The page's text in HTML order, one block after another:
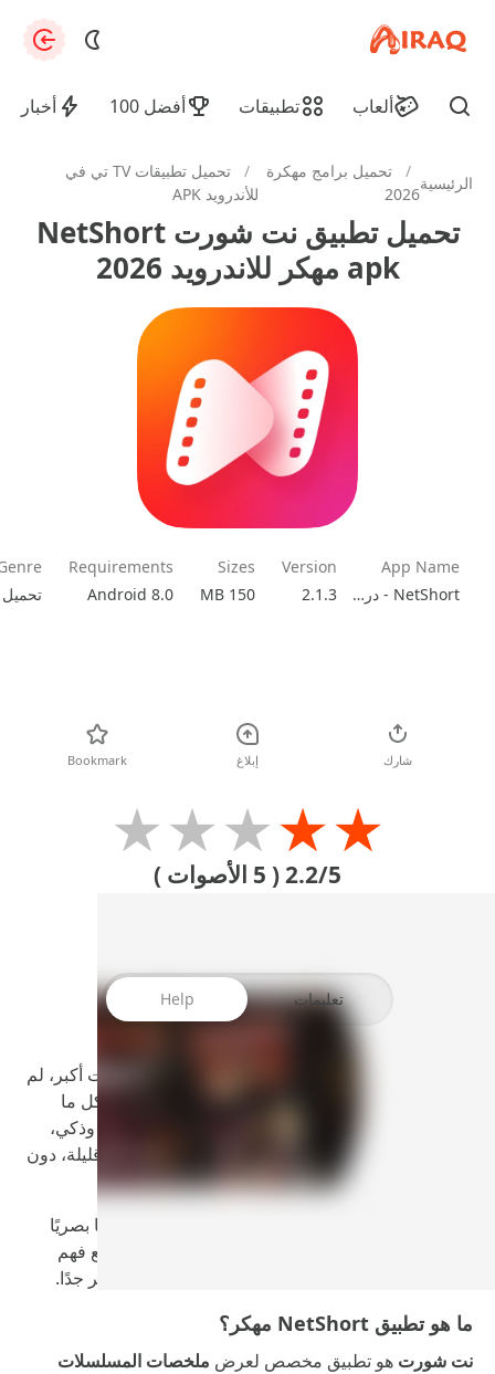
apkiraq.com
ألعاب تطبيقات أفضل 100 أخبار Find
الرئيسية
/
تحميل برامج مهكرة
2026
/
تحميل تطبيقات TV تي في
للأندرويد APK
تحميل تطبيق نت شورت NetShort
apk مهكر للاندرويد 2026
App Name
NetShort - دراما وتلفزيون شهير
Version
2.1.3
Sizes
150 MB
Requirements
Android 8.0
شارك إبلاغ Bookmark
★
★
★
★
★
2.2/5( 5 الأصوات )
تعليمات Help
في عالم أصبحت فيه المسلسلات أطول وعدد الحلقات أكبر، لم
يعد لدى الكثير من المشاهدين الوقت الكافي لمتابعة كل ما
كحل عملي وذكي،
حيث يقدّم ملخصات احترافية للمسلسلات في دقائق قليلة، دون
أن تضيع أهم الأحداث أو تفاصيل القصة.
التطبيق لا يقدّم مجرد ملخصات عادية، بل يعتمد أسلوبًا بصريًا
وسرديًا يجعل المشاهدة سريعة وممتعة، بحيث تستطيع فهم
أحداث موسم كامل أو مسلسل كامل خلال وقت قصير جدًا.
ما هو تطبيق NetShort مهكر؟
نت شورت هو تطبيق مخصص لعرض ملخصات المسلسلات